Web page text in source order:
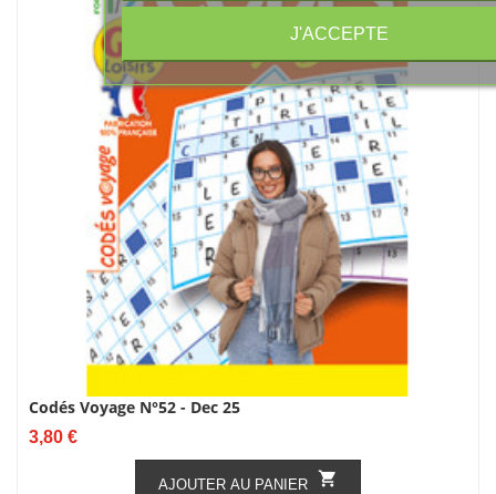
Codés Voyage N°52 - Dec 25
Prix
3,80 €
AJOUTER AU PANIER 
J'ACCEPTE